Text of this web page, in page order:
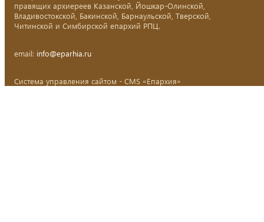
правящих архиереев Казанской, Йошкар-Олинской,
Владивостокской, Бакинской, Барнаульской, Тверской,
Читинской и Симбирской епархий РПЦ.
email: info@eparhia.ru
Система управления сайтом - CMS «Епархия»